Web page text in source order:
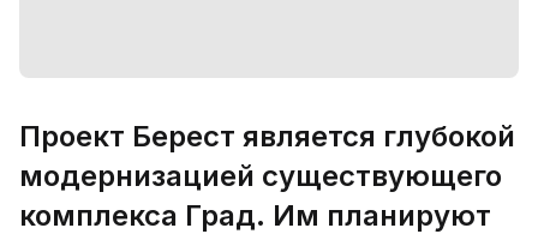
Проект Берест является глубокой
модернизацией существующего
комплекса Град. Им планируют